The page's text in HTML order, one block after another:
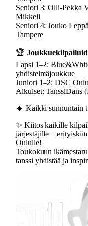
Seniori 3: Olli-Pekka
Mikkeli
Seniori 4: Jouko
Tampere
🏆
Lapsi 1–2:
yhdistelmäjoukkue
Juniori 1–2: DSC Oulu
Aikuiset: TanssiDans
🔸 Kaikki sunnuntain
✨ Kiitos kaikille
järjestäjille –
Oululle!
Toukokuun
tanssi yhdistää ja